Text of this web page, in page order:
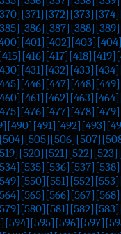
[371] [372] [373] [374]
[386] [387] [388] [389]
[401] [402] [403]
[415] [416] [417] [418] [419]
[431] [432] [433] [434]
[446] [447] [448] [449]
[461] [462] [463] [464]
[476] [477] [478] [479]
[490] [491] [492] [493]
[504] [505] [506] [507]
[520] [521] [522] [523]
[535] [536] [537] [538]
[550] [551] [552] [553]
[565] [566] [567] [568]
[580] [581] [582] [583]
[594] [595] [596] [597]